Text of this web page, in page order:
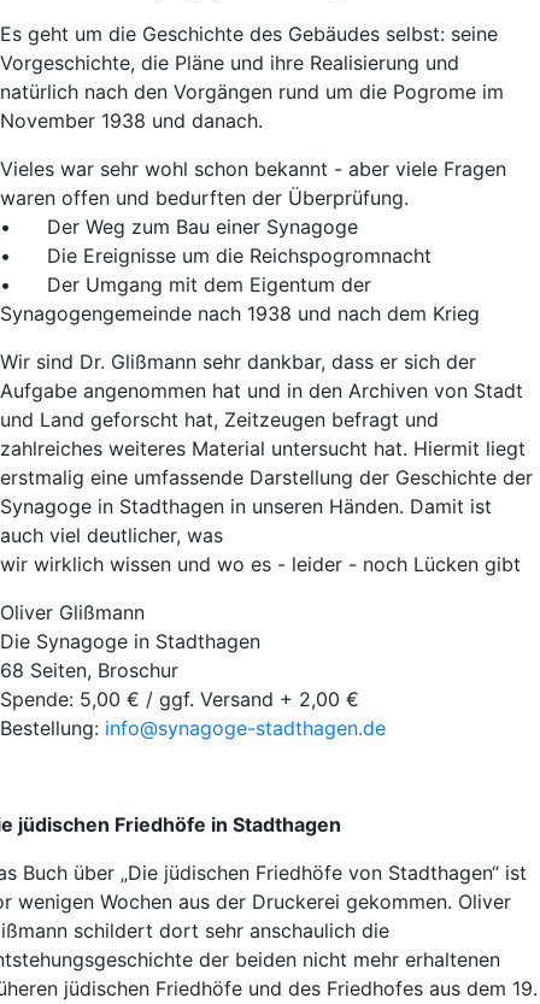
Es geht um die Geschichte des Gebäudes selbst: seine
Vorgeschichte, die Pläne und ihre Realisierung und
natürlich nach den Vorgängen rund um die Pogrome im
November 1938 und danach.
Vieles war sehr wohl schon bekannt - aber viele Fragen
waren offen und bedurften der Überprüfung.
• Der Weg zum Bau einer Synagoge
• Die Ereignisse um die Reichspogromnacht
• Der Umgang mit dem Eigentum der
Synagogengemeinde nach 1938 und nach dem Krieg
Wir sind Dr. Glißmann sehr dankbar, dass er sich der
Aufgabe angenommen hat und in den Archiven von Stadt
und Land geforscht hat, Zeitzeugen befragt und
zahlreiches weiteres Material untersucht hat. Hiermit liegt
erstmalig eine umfassende Darstellung der Geschichte der
Synagoge in Stadthagen in unseren Händen. Damit ist
auch viel deutlicher, was
wir wirklich wissen und wo es - leider - noch Lücken gibt
Oliver Glißmann
Die Synagoge in Stadthagen
68 Seiten, Broschur
Spende: 5,00 € / ggf. Versand + 2,00 €
Bestellung: info@synagoge-stadthagen.de
jüdischen Friedhöfe in Stadthagen
Buch über „Die jüdischen Friedhöfe von Stadthagen“ ist
wenigen Wochen aus der Druckerei gekommen. Oliver
schildert dort sehr anschaulich die
der beiden nicht mehr erhaltenen
jüdischen Friedhöfe und des Friedhofes aus dem 19.